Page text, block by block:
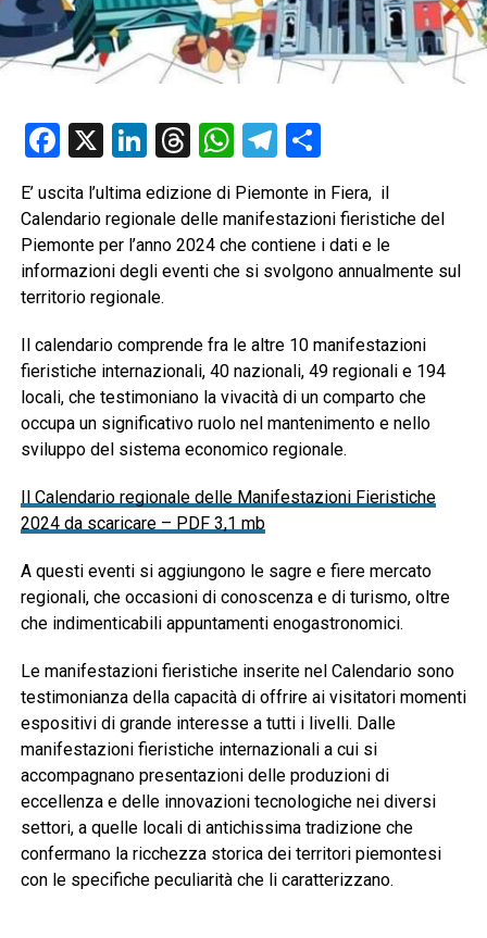
Facebook
X LinkedIn
Threads
WhatsApp
Telegram
Condividi
E’ uscita l’ultima edizione di Piemonte in Fiera, il
Calendario regionale delle manifestazioni fieristiche del
Piemonte per l’anno 2024 che contiene i dati e le
informazioni degli eventi che si svolgono annualmente sul
territorio regionale.
Il calendario comprende fra le altre 10 manifestazioni
fieristiche internazionali, 40 nazionali, 49 regionali e 194
locali, che testimoniano la vivacità di un comparto che
occupa un significativo ruolo nel mantenimento e nello
sviluppo del sistema economico regionale.
Il Calendario regionale delle Manifestazioni Fieristiche
2024 da scaricare – PDF 3,1 mb
A questi eventi si aggiungono le sagre e fiere mercato
regionali, che occasioni di conoscenza e di turismo, oltre
che indimenticabili appuntamenti enogastronomici.
Le manifestazioni fieristiche inserite nel Calendario sono
testimonianza della capacità di offrire ai visitatori momenti
espositivi di grande interesse a tutti i livelli. Dalle
manifestazioni fieristiche internazionali a cui si
accompagnano presentazioni delle produzioni di
eccellenza e delle innovazioni tecnologiche nei diversi
settori, a quelle locali di antichissima tradizione che
confermano la ricchezza storica dei territori piemontesi
con le specifiche peculiarità che li caratterizzano.